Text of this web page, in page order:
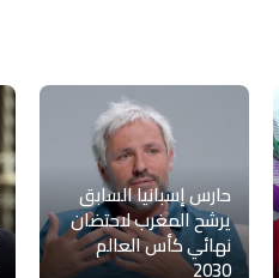
حارس إسبانيا السابق
يرشح المغرب لاحتضان
نهائي كأس العالم
2030